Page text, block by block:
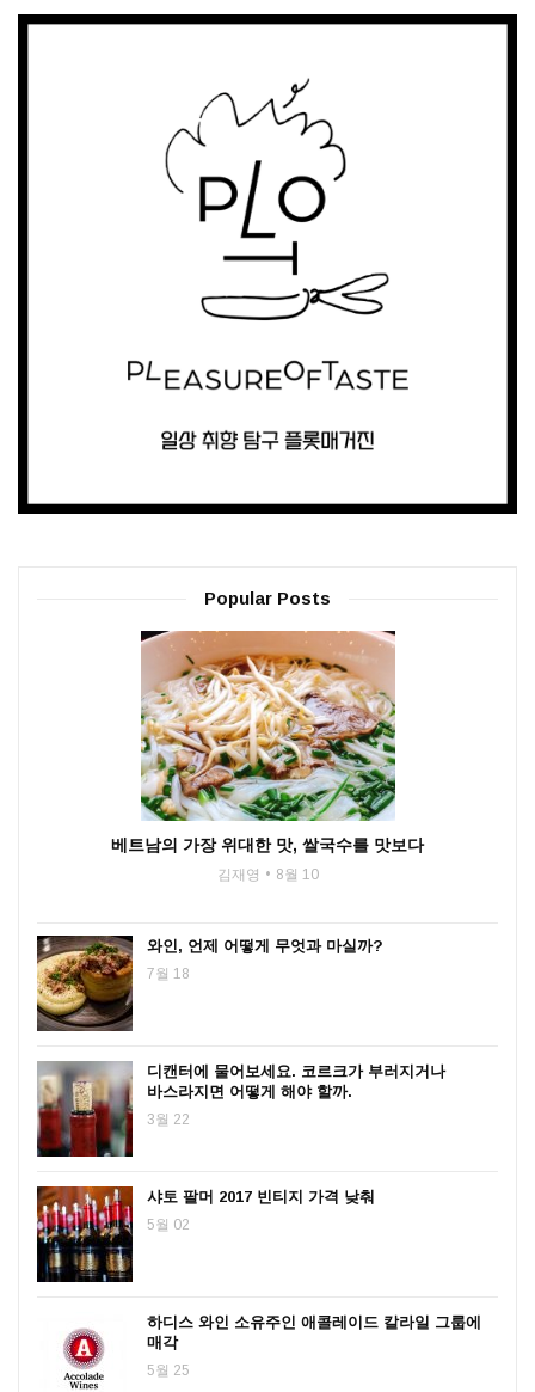
Popular Posts
베트남의 가장 위대한 맛, 쌀국수를 맛보다
김재영 8월 10
와인, 언제 어떻게 무엇과 마실까?
7월 18
디캔터에 물어보세요. 코르크가 부러지거나
바스라지면 어떻게 해야 할까.
3월 22
샤토 팔머 2017 빈티지 가격 낮춰
5월 02
하디스 와인 소유주인 애콜레이드 칼라일 그룹에
매각
5월 25